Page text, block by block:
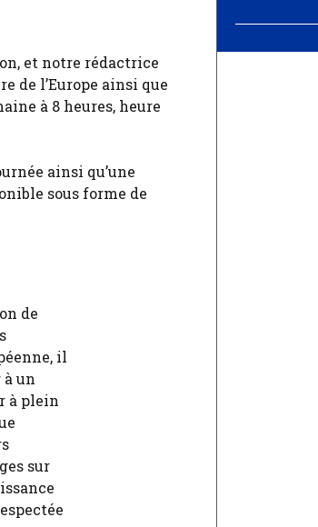
et notre rédactrice
de l’Europe ainsi que
à 8 heures, heure
ainsi qu’une
sous forme de
de
il
un
à plein
sur